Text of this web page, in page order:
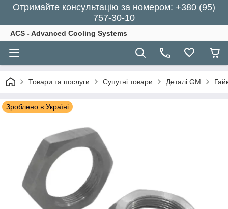
Отримайте консультацію за номером: +380 (95)
757-30-10
ACS - Advanced Cooling Systems
Товари та послуги Супутні товари Деталі GM
Зроблено в Україні